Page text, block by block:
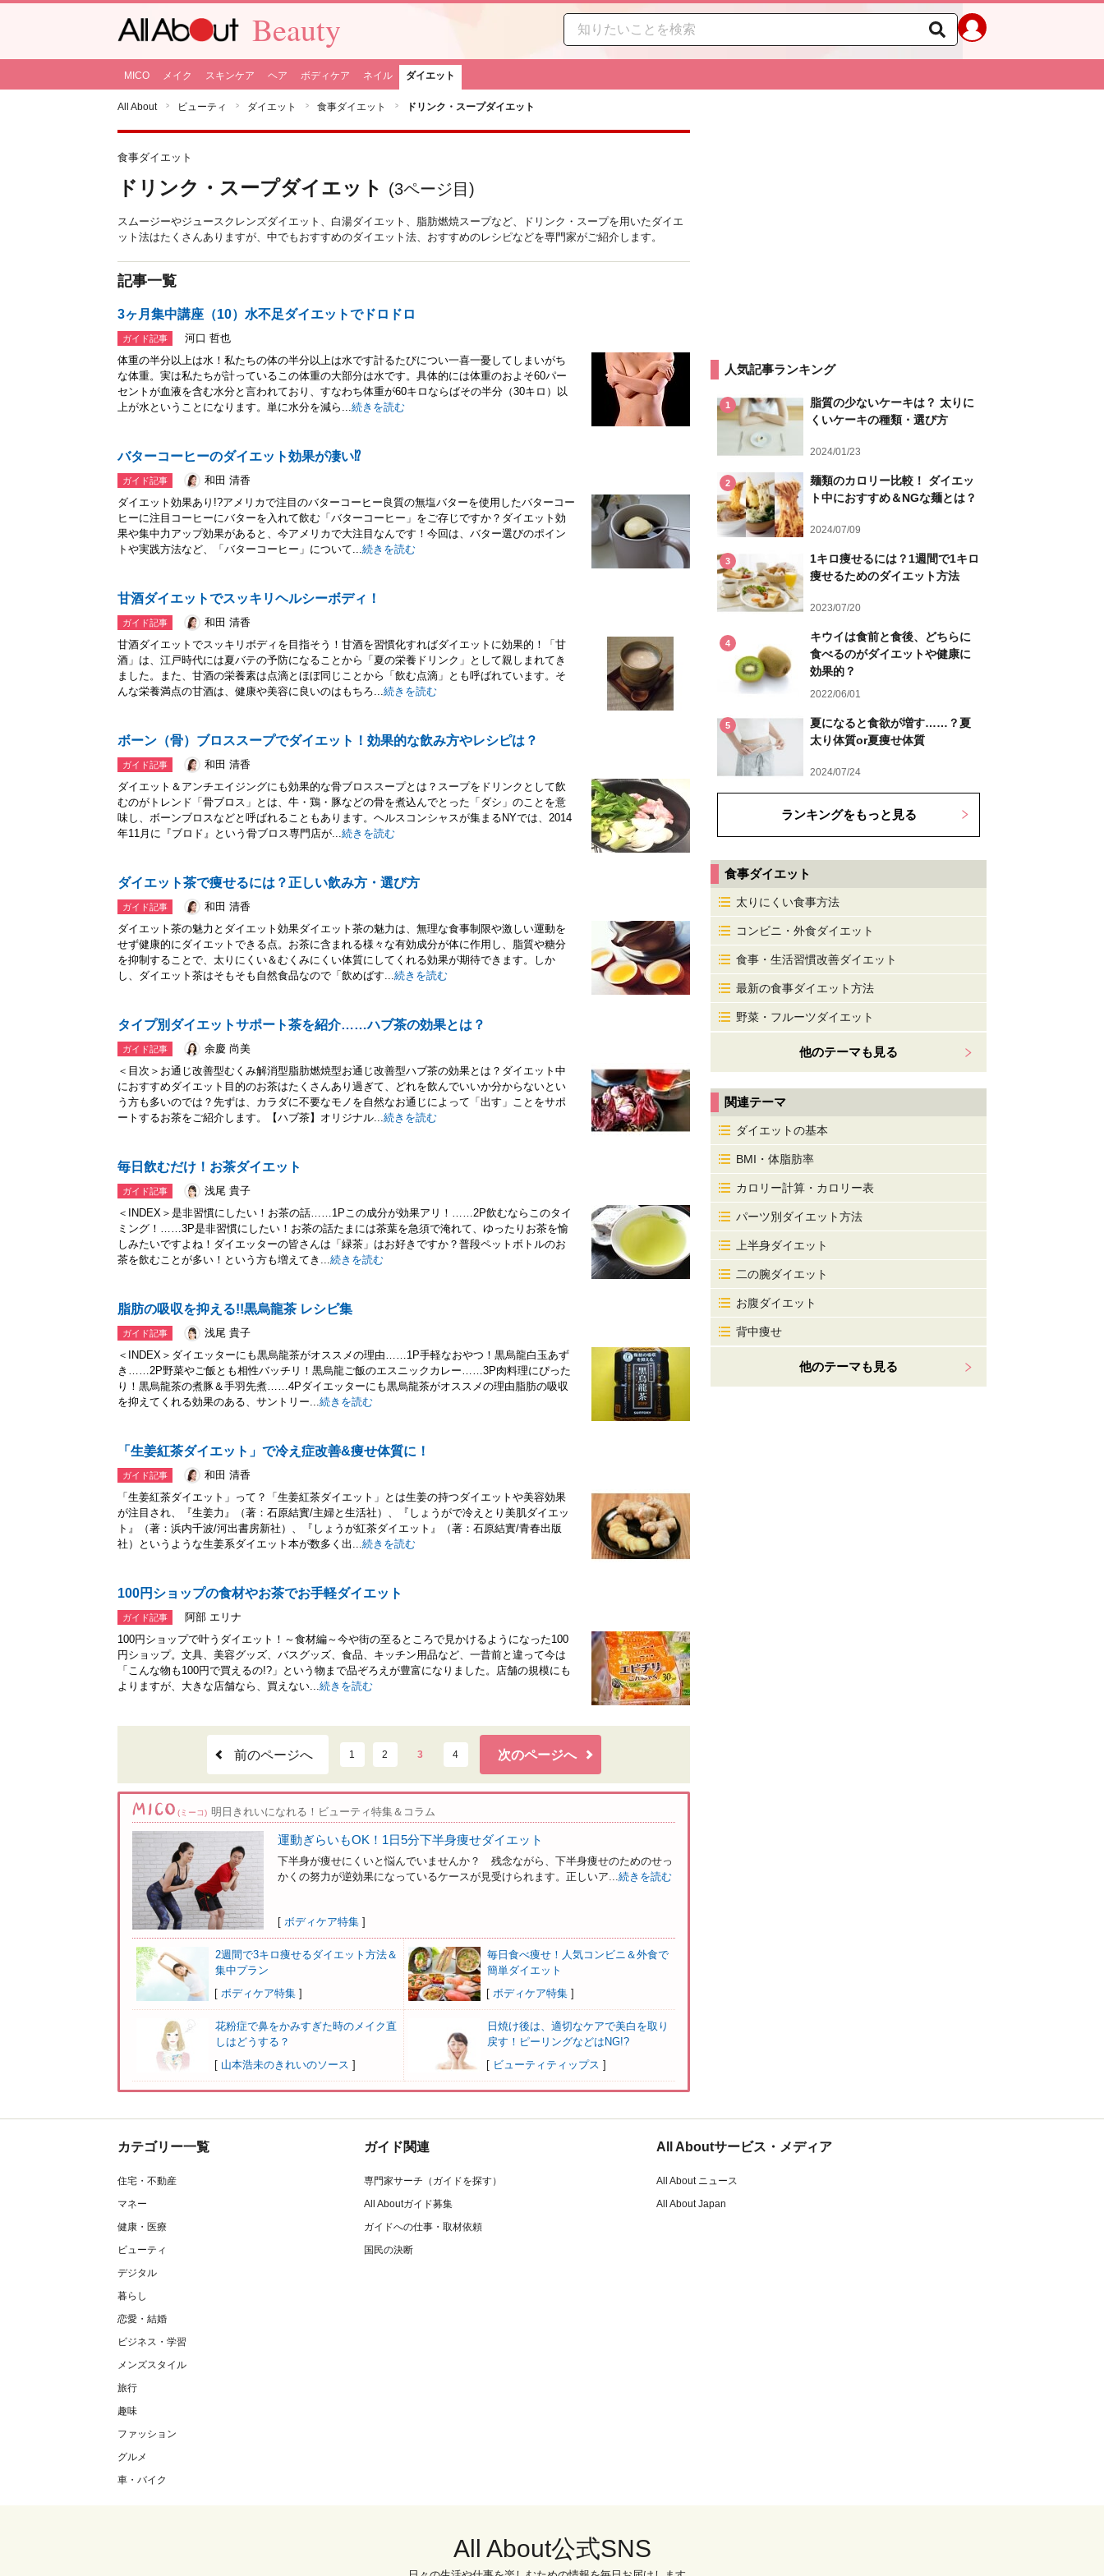
Beauty
MICO メイク スキンケア ヘア ボディケア ネイル ダイエット
All About ビューティ ダイエット 食事ダイエット ドリンク・スープダイエット
食事ダイエット
ドリンク・スープダイエット (3ページ目)
スムージーやジュースクレンズダイエット、白湯ダイエット、脂肪燃焼スープなど、ドリンク・スープを用いたダイエ
ット法はたくさんありますが、中でもおすすめのダイエット法、おすすめのレシピなどを専門家がご紹介します。
記事一覧
3ヶ月集中講座（10）水不足ダイエットでドロドロ
ガイド記事
河口 哲也
体重の半分以上は水！私たちの体の半分以上は水です計るたびについ一喜一憂してしまいがち
な体重。実は私たちが計っているこの体重の大部分は水です。具体的には体重のおよそ60パー
セントが血液を含む水分と言われており、すなわち体重が60キロならばその半分（30キロ）以
上が水ということになります。単に水分を減ら...続きを読む
バターコーヒーのダイエット効果が凄い⁉
ガイド記事
和田 清香
ダイエット効果あり!?アメリカで注目のバターコーヒー良質の無塩バターを使用したバターコー
ヒーに注目コーヒーにバターを入れて飲む「バターコーヒー」をご存じですか？ダイエット効
果や集中力アップ効果があると、今アメリカで大注目なんです！今回は、バター選びのポイン
トや実践方法など、「バターコーヒー」について...続きを読む
甘酒ダイエットでスッキリヘルシーボディ！
ガイド記事
和田 清香
甘酒ダイエットでスッキリボディを目指そう！甘酒を習慣化すればダイエットに効果的！「甘
酒」は、江戸時代には夏バテの予防になることから「夏の栄養ドリンク」として親しまれてき
ました。また、甘酒の栄養素は点滴とほぼ同じことから「飲む点滴」とも呼ばれています。そ
んな栄養満点の甘酒は、健康や美容に良いのはもちろ...続きを読む
ボーン（骨）ブロススープでダイエット！効果的な飲み方やレシピは？
ガイド記事
和田 清香
ダイエット＆アンチエイジングにも効果的な骨ブロススープとは？スープをドリンクとして飲
むのがトレンド「骨ブロス」とは、牛・鶏・豚などの骨を煮込んでとった「ダシ」のことを意
味し、ボーンブロスなどと呼ばれることもあります。ヘルスコンシャスが集まるNYでは、2014
年11月に『ブロド』という骨ブロス専門店が...続きを読む
ダイエット茶で痩せるには？正しい飲み方・選び方
ガイド記事
和田 清香
ダイエット茶の魅力とダイエット効果ダイエット茶の魅力は、無理な食事制限や激しい運動を
せず健康的にダイエットできる点。お茶に含まれる様々な有効成分が体に作用し、脂質や糖分
を抑制することで、太りにくい＆むくみにくい体質にしてくれる効果が期待できます。しか
し、ダイエット茶はそもそも自然食品なので「飲めばす...続きを読む
タイプ別ダイエットサポート茶を紹介……ハブ茶の効果とは？
ガイド記事
余慶 尚美
＜目次＞お通じ改善型むくみ解消型脂肪燃焼型お通じ改善型ハブ茶の効果とは？ダイエット中
におすすめダイエット目的のお茶はたくさんあり過ぎて、どれを飲んでいいか分からないとい
う方も多いのでは？先ずは、カラダに不要なモノを自然なお通じによって「出す」ことをサポ
ートするお茶をご紹介します。【ハブ茶】オリジナル...続きを読む
毎日飲むだけ！お茶ダイエット
ガイド記事
浅尾 貴子
＜INDEX＞是非習慣にしたい！お茶の話……1Pこの成分が効果アリ！……2P飲むならこのタイ
ミング！……3P是非習慣にしたい！お茶の話たまには茶葉を急須で淹れて、ゆったりお茶を愉
しみたいですよね！ダイエッターの皆さんは「緑茶」はお好きですか？普段ペットボトルのお
茶を飲むことが多い！という方も増えてき...続きを読む
脂肪の吸収を抑える!!黒烏龍茶 レシピ集
ガイド記事
浅尾 貴子
＜INDEX＞ダイエッターにも黒烏龍茶がオススメの理由……1P手軽なおやつ！黒烏龍白玉あず
き……2P野菜やご飯とも相性バッチリ！黒烏龍ご飯のエスニックカレー……3P肉料理にぴった
り！黒烏龍茶の煮豚＆手羽先煮……4Pダイエッターにも黒烏龍茶がオススメの理由脂肪の吸収
を抑えてくれる効果のある、サントリー...続きを読む
「生姜紅茶ダイエット」で冷え症改善&痩せ体質に！
ガイド記事
和田 清香
「生姜紅茶ダイエット」って？「生姜紅茶ダイエット」とは生姜の持つダイエットや美容効果
が注目され、『生姜力』（著：石原結實/主婦と生活社）、『しょうがで冷えとり美肌ダイエッ
ト』（著：浜内千波/河出書房新社）、『しょうが紅茶ダイエット』（著：石原結實/青春出版
社）というような生姜系ダイエット本が数多く出...続きを読む
100円ショップの食材やお茶でお手軽ダイエット
ガイド記事
阿部 エリナ
100円ショップで叶うダイエット！～食材編～今や街の至るところで見かけるようになった100
円ショップ。文具、美容グッズ、バスグッズ、食品、キッチン用品など、一昔前と違って今は
「こんな物も100円で買えるの!?」という物まで品ぞろえが豊富になりました。店舗の規模にも
よりますが、大きな店舗なら、買えない...続きを読む
前のページへ 1 2 3 4 次のページへ
(ミーコ) 明日きれいになれる！ビューティ特集＆コラム
運動ぎらいもOK！1日5分下半身痩せダイエット
下半身が痩せにくいと悩んでいませんか？ 残念ながら、下半身痩せのためのせっ
かくの努力が逆効果になっているケースが見受けられます。正しいア...続きを読む
[ ボディケア特集 ]
2週間で3キロ痩せるダイエット方法＆
集中プラン
[ ボディケア特集 ]
毎日食べ痩せ！人気コンビニ＆外食で
簡単ダイエット
[ ボディケア特集]
花粉症で鼻をかみすぎた時のメイク直
しはどうする？
[ 山本浩未のきれいのソース ]
日焼け後は、適切なケアで美白を取り
戻す！ピーリングなどはNG!?
[ ビューティティップス ]
人気記事ランキング
1
脂質の少ないケーキは？ 太りに
くいケーキの種類・選び方
2024/01/23
2
麺類のカロリー比較！ ダイエッ
ト中におすすめ＆NGな麺とは？
2024/07/09
3
1キロ痩せるには？1週間で1キロ
痩せるためのダイエット方法
2023/07/20
4
キウイは食前と食後、どちらに
食べるのがダイエットや健康に
効果的？
2022/06/01
5
夏になると食欲が増す……？夏
太り体質or夏痩せ体質
2024/07/24
ランキングをもっと見る
食事ダイエット
太りにくい食事方法
コンビニ・外食ダイエット
食事・生活習慣改善ダイエット
最新の食事ダイエット方法
野菜・フルーツダイエット
他のテーマも見る
関連テーマ
ダイエットの基本
BMI・体脂肪率
カロリー計算・カロリー表
パーツ別ダイエット方法
上半身ダイエット
二の腕ダイエット
お腹ダイエット
背中痩せ
他のテーマも見る
カテゴリー一覧
住宅・不動産
マネー
健康・医療
ビューティ
デジタル
暮らし
恋愛・結婚
ビジネス・学習
メンズスタイル
旅行
趣味
ファッション
グルメ
車・バイク
ガイド関連
専門家サーチ（ガイドを探す）
All Aboutガイド募集
ガイドへの仕事・取材依頼
国民の決断
All Aboutサービス・メディア
All About ニュース
All About Japan
All About公式SNS